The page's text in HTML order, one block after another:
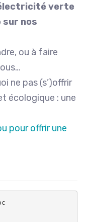
verte
nos
ou à faire
ne pas (s’)offrir
écologique : une
pour offrir une